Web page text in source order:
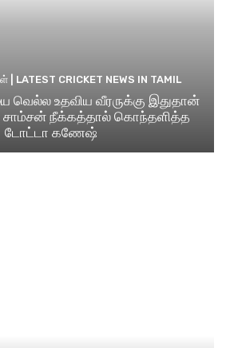
| LATEST CRICKET NEWS IN TAMIL
உதவிய வீரருக்கு இதுதான்
சாம்சன் நீக்கத்தால் கொந்தளித்த
டோட்டா கணேஷ்